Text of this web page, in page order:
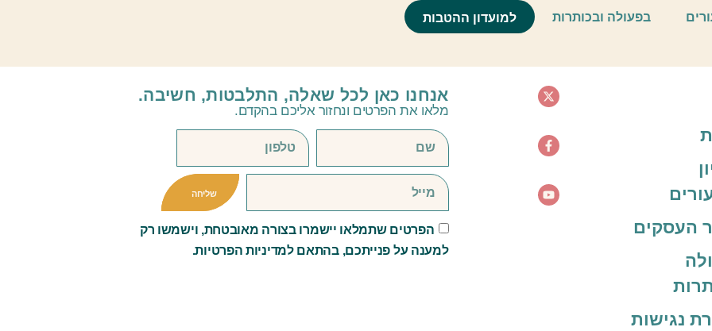
בפעולה ובכותרות למועדון ההטבות
העסקים
נגישות
אנחנו כאן לכל שאלה, התלבטות, חשיבה.
מלאו את הפרטים ונחזור אליכם בהקדם.
הפרטים שתמלאו יישמרו בצורה מאובטחת, וישמשו רק
למענה על פנייתכם, בהתאם למדיניות הפרטיות.
שליחה